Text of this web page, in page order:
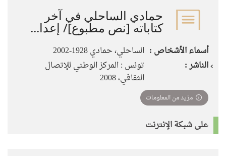
حمادي الساحلي في آخر
كتاباته [نص مطبوع]/ إعدا...
أسماء الأشخاص : الساحلي، حمادي 1928-2002
الناشر :
تونس : المركز الوطني للإتصال
الثقافي، 2008
مزيد من المعلومات
على شبكة الإنترنت